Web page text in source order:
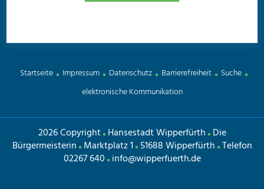
Startseite Impressum Datenschutz Barrierefreiheit
Suche
elektronische Kommunikation
2026 Copyright Hansestadt Wipperfürth Die
Bürgermeisterin Marktplatz 1 51688 Wipperfürth Telefon
02267 640 info@wipperfuerth.de